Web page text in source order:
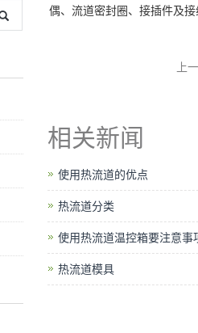
偶、流道密封圈、接插件及接
上
相关新闻
使用热流道的优点
热流道分类
使用热流道温控箱要注意事
热流道模具